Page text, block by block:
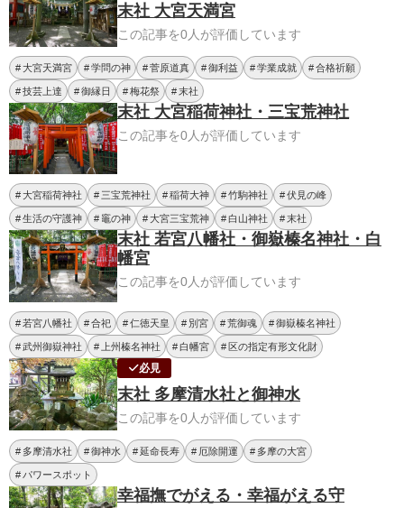
末社 大宮天満宮
この記事を0人が評価しています
大宮天満宮 学問の神 菅原道真 御利益 学業成就 合格祈願
技芸上達 御縁日 梅花祭 末社
末社 大宮稲荷神社・三宝荒神社
この記事を0人が評価しています
大宮稲荷神社 三宝荒神社 稲荷大神 竹駒神社 伏見の峰
生活の守護神 竈の神 大宮三宝荒神 白山神社 末社
末社 若宮八幡社・御嶽榛名神社・白
幡宮
この記事を0人が評価しています
若宮八幡社 合祀 仁徳天皇 別宮 荒御魂 御嶽榛名神社
武州御嶽神社 上州榛名神社 白幡宮 区の指定有形文化財
必見
末社 多摩清水社と御神水
この記事を0人が評価しています
多摩清水社 御神水 延命長寿 厄除開運 多摩の大宮
パワースポット
幸福撫でがえる・幸福がえる守